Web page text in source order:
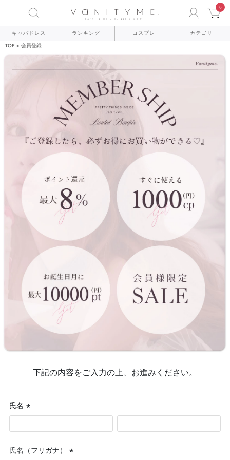
0
キャバドレス ランキング コスプレ カテゴリ
TOP 会員登録
下記の内容をご入力の上、お進みください。
氏名
(必
須)
氏名（フリガナ）